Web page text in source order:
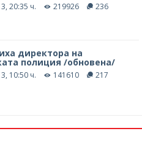
20:35 ч. 219926 236
директора на
полиция /обновена/
10:50 ч. 141610 217